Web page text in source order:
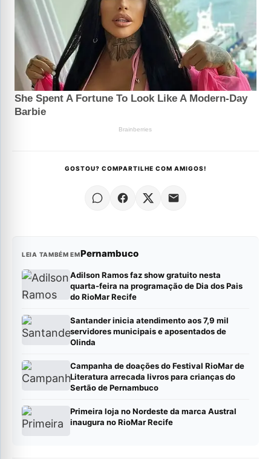
GOSTOU? COMPARTILHE COM AMIGOS!
LEIA TAMBÉM EMPernambuco
Adilson Ramos faz show gratuito nesta
quarta-feira na programação de Dia dos Pais
do RioMar Recife
Santander inicia atendimento aos 7,9 mil
servidores municipais e aposentados de
Olinda
Campanha de doações do Festival RioMar de
Literatura arrecada livros para crianças do
Sertão de Pernambuco
Primeira loja no Nordeste da marca Austral
inaugura no RioMar Recife